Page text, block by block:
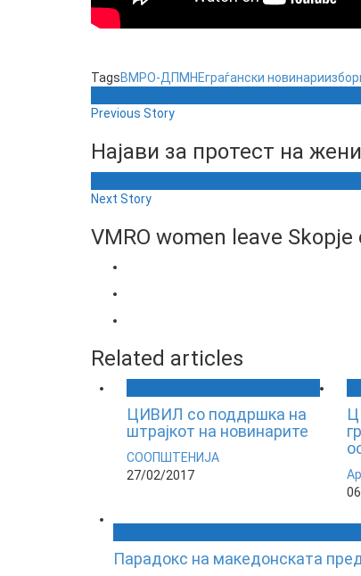
TagsВМРО-ДПМНЕграѓански новинари
Previous Story
Најави за протест на
Next Story
VMRO women leave
Related articles
ЦИВИЛ со поддршка на
штрајкот на новинарите
СООПШТЕНИЈА
27/02/2017
Парадокс на македонската